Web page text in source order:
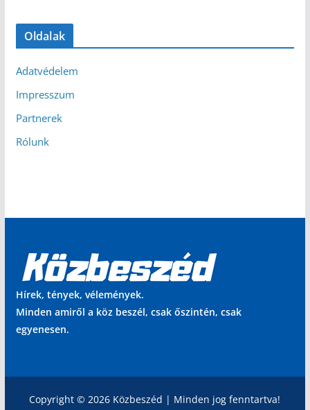
Oldalak
Adatvédelem
Impresszum
Partnerek
Rólunk
Hírek, tények, vélemények.
Minden amiről a köz beszél, csak őszintén, csak
egyenesen.
Copyright © 2026 Közbeszéd | Minden jog fenntartva!